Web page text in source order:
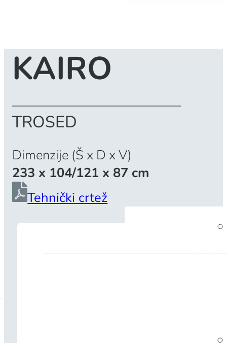
KAIRO
TROSED
Dimenzije (Š x D x V)
233 x 104/121 x 87 cm
Tehnički crtež